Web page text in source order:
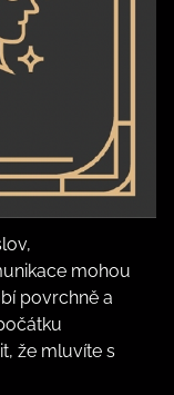
mohou
povrchně a
že mluvíte s